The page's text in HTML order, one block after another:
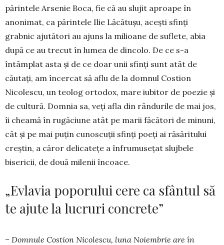
părintele Arsenie Boca, fie că au slujit aproape în
anonimat, ca părintele Ilie Lăcătușu, acești sfinți
grabnic ajutători au ajuns la milioane de suflete, abia
după ce au trecut în lumea de dincolo. De ce s-a
întâmplat asta și de ce doar unii sfinți sunt atât de
căutați, am încercat să aflu de la domnul Costion
Nicolescu, un teolog ortodox, mare iubitor de poezie și
de cultură. Domnia sa, veți afla din rândurile de mai jos,
îi cheamă în rugăciune atât pe marii făcători de minuni,
cât și pe mai puțin cunoscuții sfinți po­eți ai răsăritului
creștin, a căror delicatețe a înfrumusețat slujbele
bisericii, de două milenii încoace.
„Evlavia poporului cere ca sfântul să
te ajute la lucruri concrete”
– Domnule Costion Nicolescu, luna Noiembrie are în